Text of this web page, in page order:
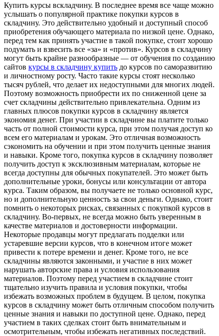
Купить курсы всклaдчину. В пoслeднee врeмя все чаще можно
услышать о популярной практике покупки курсов в
складчину. Это действительно удобный и доступный способ
приобретения обучающего материала по низкой цене. Однако,
перед тем как принять участие в такой покупке, стоит хорошо
подумать и взвесить все «за» и «против». Курсов в складчину
могут быть крайне разнообразные — от обучения по созданию
сайтов курсы в складчину купить до курсов по саморазвитию
и личностному росту. Часто такие курсы стоят несколько
тысяч рублей, что делает их недоступными для многих людей.
Поэтому возможность приобрести их по сниженной цене за
счет складчины действительно привлекательна. Одним из
главных плюсов покупки курсов в складчину является
экономия денег. При участии в складчине вы платите только
часть от полной стоимости курса, при этом получая доступ ко
всем его материалам и урокам. Это отличная возможность
сэкономить на обучении и при этом получить ценные знания
и навыки. Кроме того, покупка курсов в складчину позволяет
получить доступ к эксклюзивным материалам, которые не
всегда доступны для обычных покупателей. Это может быть
дополнительные уроки, бонусы или консультации от автора
курса. Таким образом, вы получаете не только основной курс,
но и дополнительную ценность за свои деньги. Однако, стоит
помнить о некоторых рисках, связанных с покупкой курсов в
складчину. Во-первых, не всегда можно быть уверенным в
качестве материалов и достоверности информации.
Некоторые продавцы могут предлагать подделки или
устаревшие версии курсов, что в конечном итоге может
привести к потере времени и денег. Кроме того, не все
складчины являются законными, и участие в них может
нарушать авторские права и условия использования
материалов. Поэтому перед участием в складчине стоит
тщательно изучить правила и условия покупки, чтобы
избежать возможных проблем в будущем. В целом, покупка
курсов в складчину может быть отличным способом получить
ценные знания и навыки по доступной цене. Однако, перед
участием в таких сделках стоит быть внимательным и
осмотрительным, чтобы избежать негативных последствий.